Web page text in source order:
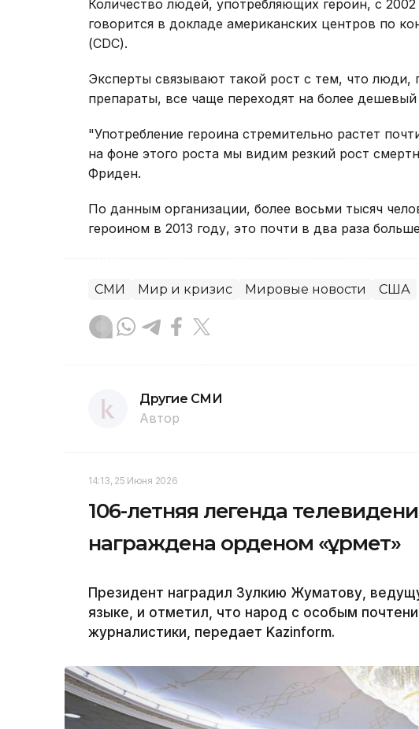
Количество людей, употребляющих героин, с
говорится в докладе американских центров по
(CDC).
Эксперты связывают такой рост с тем, что
препараты, все чаще переходят на более дешевый
"Употребление героина стремительно растет
на фоне этого роста мы видим резкий рост
Фриден.
По данным организации, более восьми тысяч
героином в 2013 году, это почти в два раза
СМИ Мир и кризис Мировые новости США
Другие СМИ
Автор
14:13, 25 Июня 2026
106-летняя легенда
награждена орденом «Құрмет»
Президент наградил Зулкию Жуматову,
языке, и отметил, что народ с особым
журналистики, передает Kazinform.